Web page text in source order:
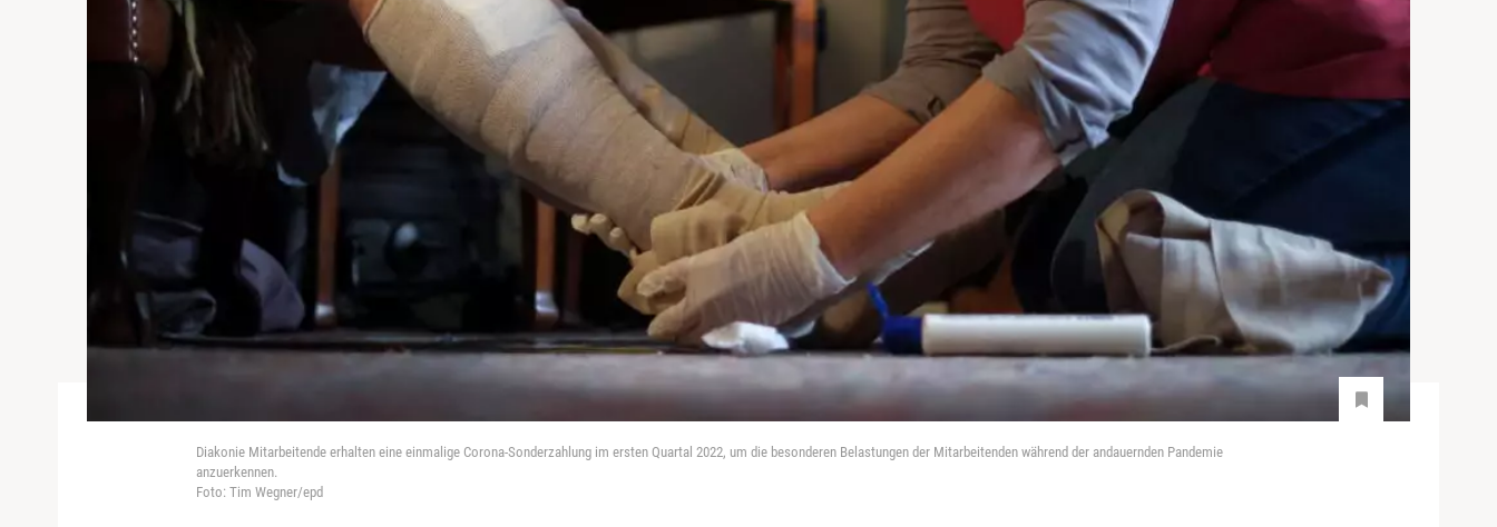
Diakonie Mitarbeitende erhalten eine einmalige Corona-Sonderzahlung im ersten Quartal 2022, um die besonderen Belastungen der Mitarbeitenden während der andauernden Pandemie
anzuerkennen.
Foto: Tim Wegner/epd